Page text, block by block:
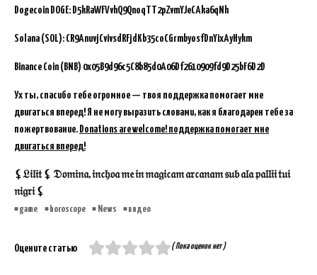
Dogecoin DOGE: D5kRaWFVvhQ9QnoqTT2pZvmYJeCAka6qNh
Solana (SOL): CR9AnuvjCvivsdRFjdKb35coCGrmbyosfDnYixAyHykm
Binance Coin (BNB) 0x05B9d96c5C8b85d0A06Df2610909fd9D25bF6D2D
Ух ты, спасибо тебе огромное — твоя поддержка помогает мне
двигаться вперед! Я не могу выразить словами, как я благодарен тебе за
пожертвование. Donations are welcome! поддержка помогает мне
двигаться вперед!
⚸𝔏𝔦𝔩𝔦𝔱 ⚸ 𝔇𝔬𝔪𝔦𝔫𝔞, 𝔦𝔫𝔠𝔥𝔬𝔞 𝔪𝔢 𝔦𝔫 𝔪𝔞𝔤𝔦𝔠𝔞𝔪 𝔞𝔯𝔠𝔞𝔫𝔞𝔪 𝔰𝔲𝔟 𝔞𝔩𝔞 𝔭𝔞𝔩𝔩𝔦𝔦 𝔱𝔲𝔦
𝔫𝔦𝔤𝔯𝔦 ⚸
game horoscope News видео
Оцените статью ( Пока оценок нет )